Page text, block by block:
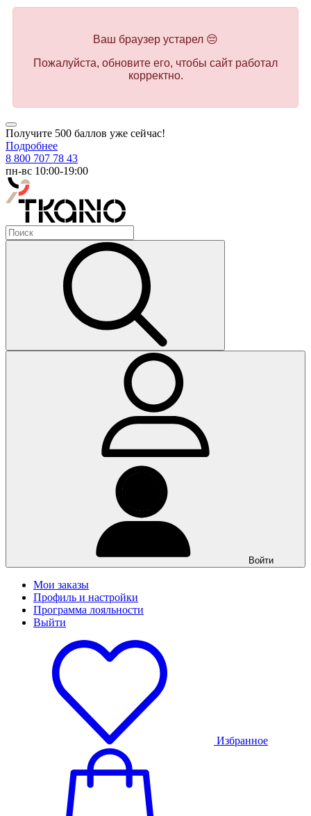
Ваш браузер устарел 😔
Пожалуйста, обновите его, чтобы сайт работал
корректно.
Получите 500 баллов уже сейчас!
Подробнее
8 800 707 78 43
пн-вс 10:00-19:00
Войти
Мои заказы
Профиль и настройки
Программа лояльности
Выйти
Избранное